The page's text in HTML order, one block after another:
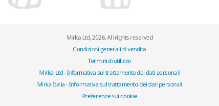
Mirka Ltd, 2026. All rights reserved
Condizioni generali di vendita
Termini di utilizzo
Mirka Ltd - Informativa sul trattamento dei dati personali
Mirka Italia - Informativa sul trattamento dei dati personali
Preferenze sui cookie